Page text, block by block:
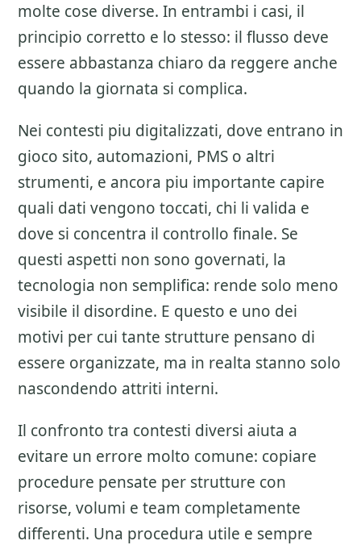
molte cose diverse. In entrambi i casi, il
principio corretto e lo stesso: il flusso deve
essere abbastanza chiaro da reggere anche
quando la giornata si complica.
Nei contesti piu digitalizzati, dove entrano in
gioco sito, automazioni, PMS o altri
strumenti, e ancora piu importante capire
quali dati vengono toccati, chi li valida e
dove si concentra il controllo finale. Se
questi aspetti non sono governati, la
tecnologia non semplifica: rende solo meno
visibile il disordine. E questo e uno dei
motivi per cui tante strutture pensano di
essere organizzate, ma in realta stanno solo
nascondendo attriti interni.
Il confronto tra contesti diversi aiuta a
evitare un errore molto comune: copiare
procedure pensate per strutture con
risorse, volumi e team completamente
differenti. Una procedura utile e sempre